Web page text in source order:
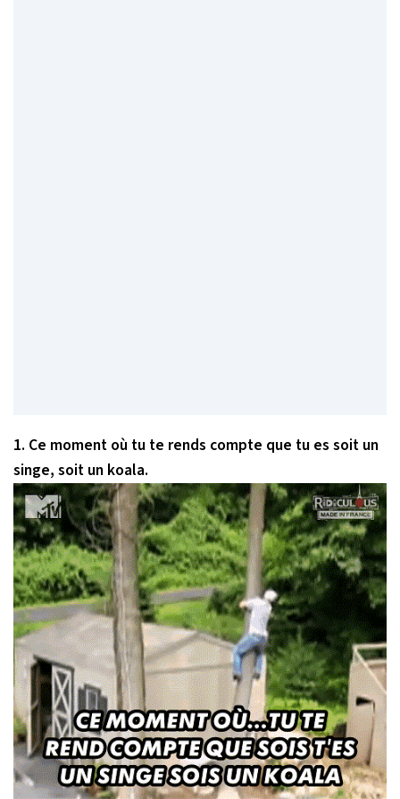
1. Ce moment où tu te rends compte que tu es soit un
singe, soit un koala.